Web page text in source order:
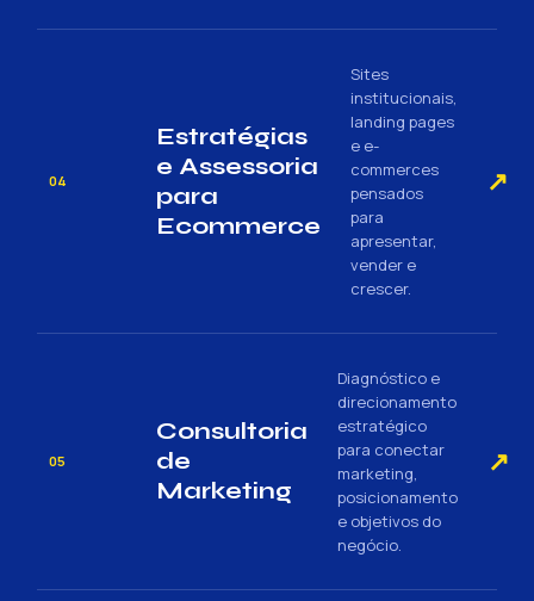
04
Estratégias
e Assessoria
para
Ecommerce
Sites
institucionais,
landing pages
e e-
commerces
pensados
para
apresentar,
vender e
crescer.
↗
05
Consultoria
de
Marketing
Diagnóstico e
direcionamento
estratégico
para conectar
marketing,
posicionamento
e objetivos do
negócio.
↗